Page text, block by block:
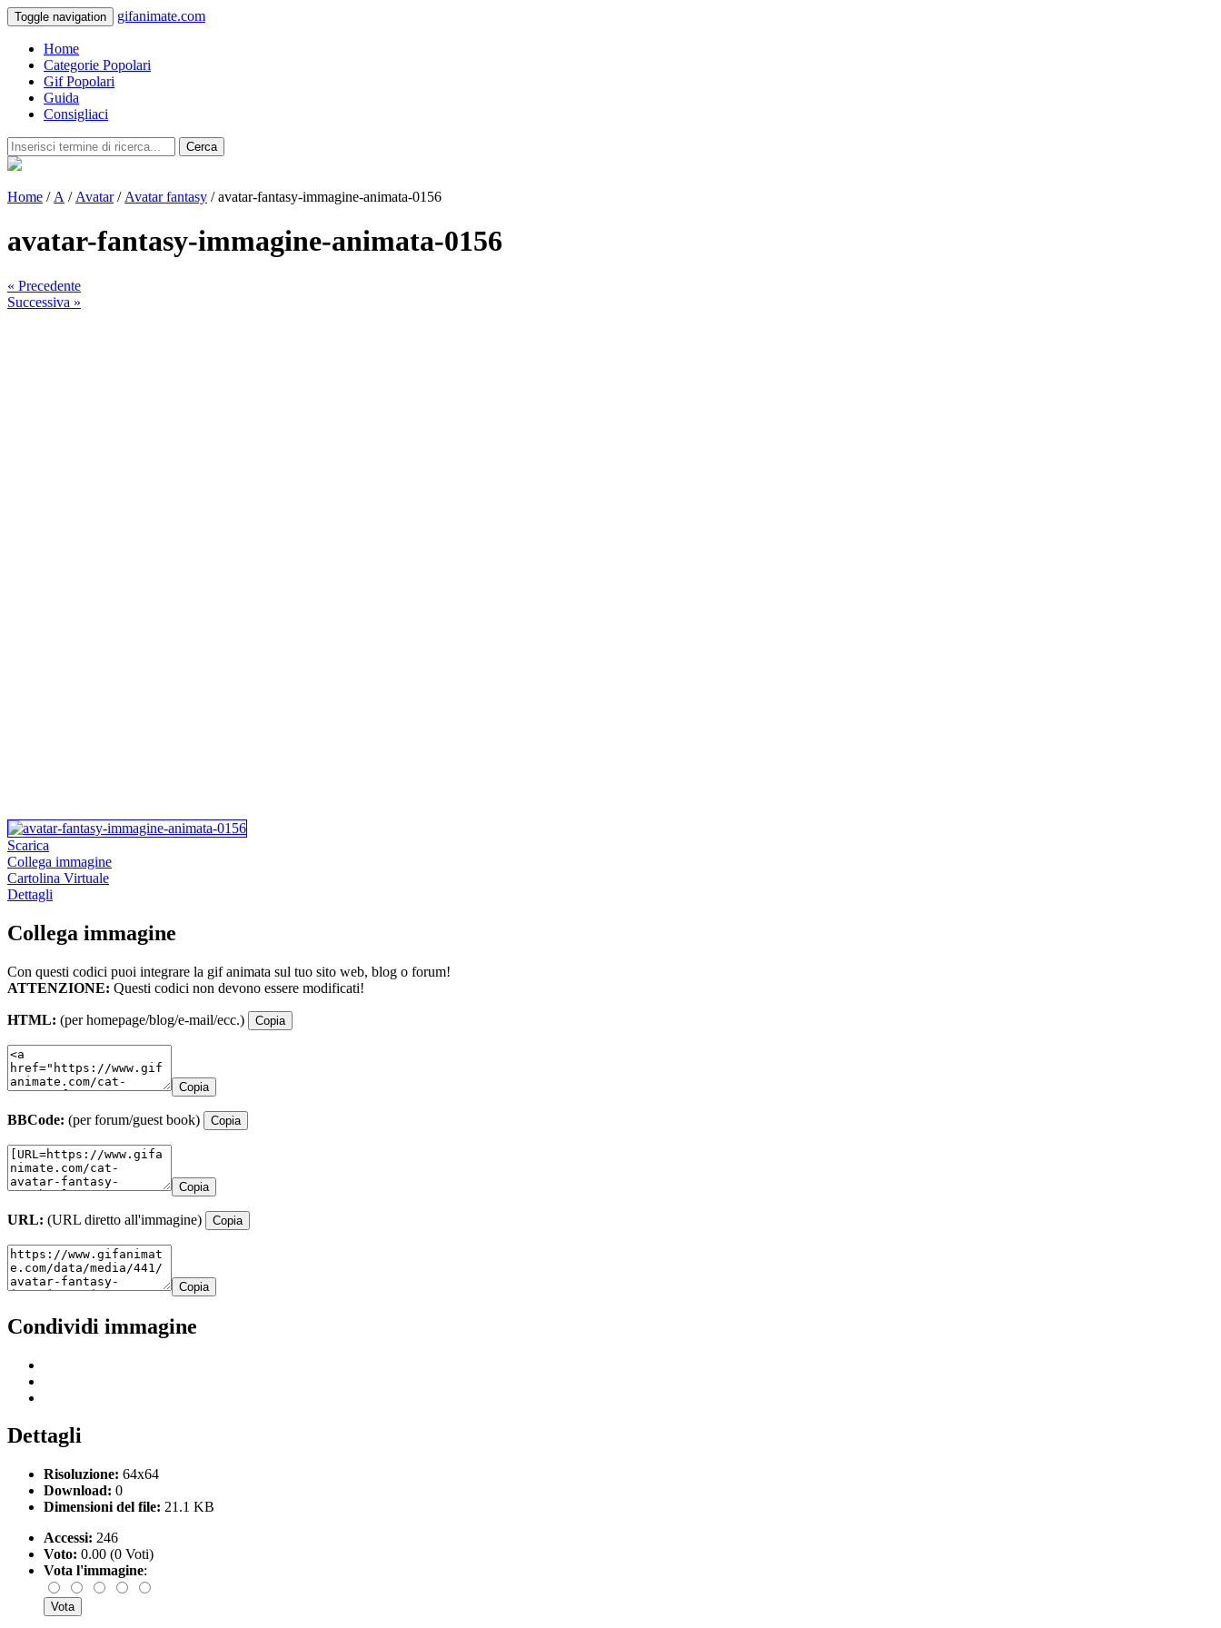
Toggle navigation gifanimate.com
Home
Categorie Popolari
Gif Popolari
Guida
Consigliaci
Cerca
Home / A / Avatar/ Avatar fantasy / avatar-fantasy-immagine-animata-0156
avatar-fantasy-immagine-animata-0156
« Precedente
Successiva »
Scarica
Collega immagine
Cartolina Virtuale
Dettagli
Collega immagine
Con questi codici puoi integrare la gif animata sul tuo sito web, blog o forum!
ATTENZIONE: Questi codici non devono essere modificati!
HTML: (per homepage/blog/e-mail/ecc.) Copia
Copia
BBCode: (per forum/guest book) Copia
Copia
URL: (URL diretto all'immagine) Copia
Copia
Condividi immagine
Dettagli
Risoluzione: 64x64
Download: 0
Dimensioni del file: 21.1 KB
Accessi: 246
Voto: 0.00 (0 Voti)
Vota l'immagine: